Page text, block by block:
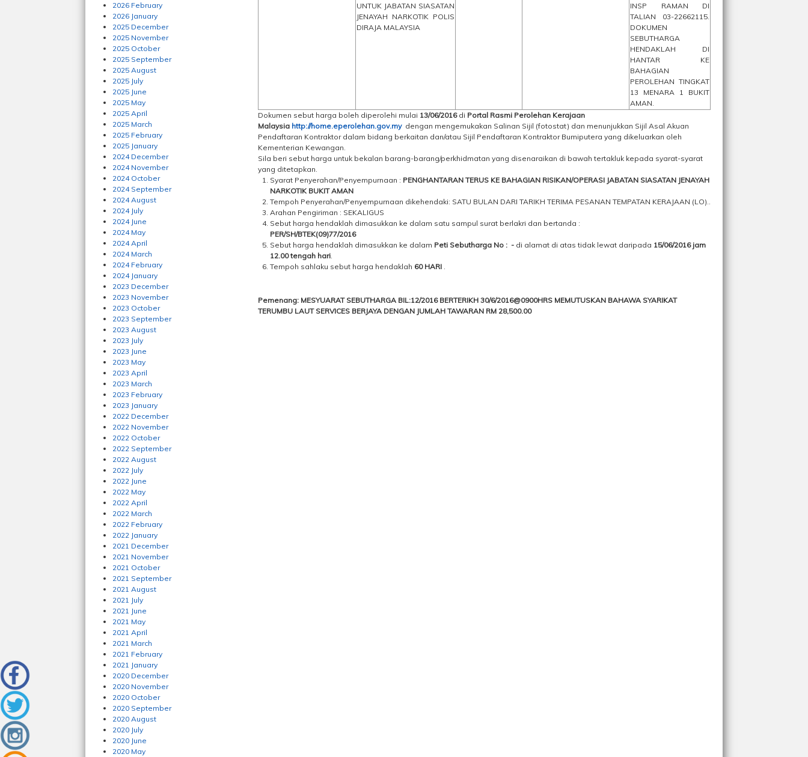
2026 February
2026 January
2025 December
2025 November
2025 October
2025 September
2025 August
2025 July
2025 June
2025 May
2025 April
2025 March
2025 February
2025 January
2024 December
2024 November
2024 October
2024 September
2024 August
2024 July
2024 June
2024 May
2024 April
2024 March
2024 February
2024 January
2023 December
2023 November
2023 October
2023 September
2023 August
2023 July
2023 June
2023 May
2023 April
2023 March
2023 February
2023 January
2022 December
2022 November
2022 October
2022 September
2022 August
2022 July
2022 June
2022 May
2022 April
2022 March
2022 February
2022 January
2021 December
2021 November
2021 October
2021 September
2021 August
2021 July
2021 June
2021 May
2021 April
2021 March
2021 February
2021 January
2020 December
2020 November
2020 October
2020 September
2020 August
2020 July
2020 June
2020 May
UNTUK JABATAN SIASATAN
JENAYAH NARKOTIK POLIS
DIRAJA MALAYSIA
INSP RAMAN DI
TALIAN 03-22662115.
DOKUMEN
SEBUTHARGA
HENDAKLAH DI
HANTAR KE
BAHAGIAN
PEROLEHAN TINGKAT
13 MENARA 1 BUKIT
AMAN.
Dokumen sebut harga boleh diperolehi mulai 13/06/2016di Portal Rasmi Perolehan Kerajaan
Malaysia http://home.eperolehan.gov.my dengan mengemukakan Salinan Sijil (fotostat) dan menunjukkan Sijil Asal Akuan
Pendaftaran Kontraktor dalam bidang berkaitan dan/atau Sijil Pendaftaran Kontraktor Bumiputera yang dikeluarkan oleh
Kementerian Kewangan.
Sila beri sebut harga untuk bekalan barang-barang/perkhidmatan yang disenaraikan di bawah tertakluk kepada syarat-syarat
yang ditetapkan.
Syarat Penyerahan/Penyempurnaan : PENGHANTARAN TERUS KE BAHAGIAN RISIKAN/OPERASI JABATAN SIASATAN JENAYAH
NARKOTIK BUKIT AMAN
Tempoh Penyerahan/Penyempurnaan dikehendaki: SATU BULAN DARI TARIKH TERIMA PESANAN TEMPATAN KERAJAAN (LO)..
Arahan Pengiriman : SEKALIGUS
Sebut harga hendaklah dimasukkan ke dalam satu sampul surat berlakri dan bertanda :
PER/SH/BTEK(09)77/2016
Sebut harga hendaklah dimasukkan ke dalam Peti Sebutharga No : - di alamat di atas tidak lewat daripada 15/06/2016 jam
12.00 tengah hari
Tempoh sahlaku sebut harga hendaklah 60 HARI
Pemenang: MESYUARAT SEBUTHARGA BIL:12/2016 BERTERIKH 30/6/2016@0900HRS MEMUTUSKAN BAHAWA SYARIKAT
TERUMBU LAUT SERVICES BERJAYA DENGAN JUMLAH TAWARAN RM 28,500.00